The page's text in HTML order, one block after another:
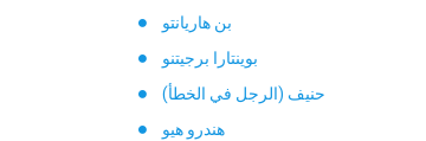
بن هاريانتو
بوينتارا برجيتنو
حنيف (الرجل في الخطأ)
هندرو هيو